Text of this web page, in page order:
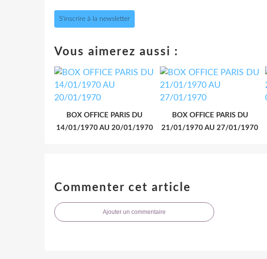
S'inscrire à la newsletter
Vous aimerez aussi :
BOX OFFICE PARIS DU
14/01/1970 AU 20/01/1970
BOX OFFICE PARIS DU
21/01/1970 AU 27/01/1970
Commenter cet article
Ajouter un commentaire